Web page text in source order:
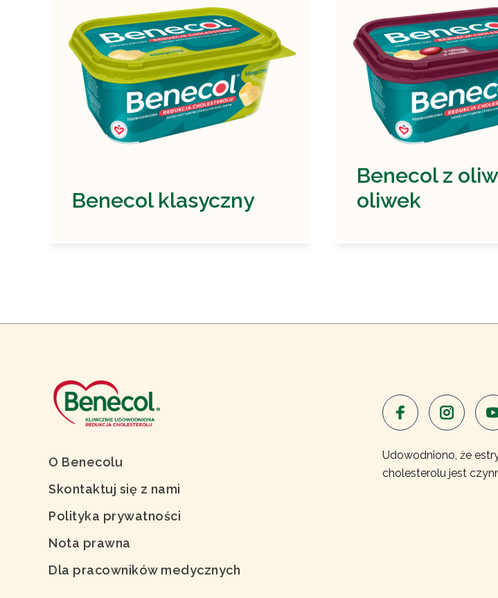
Benecol klasyczny
Benecol z
oliwek
O Benecolu
Skontaktuj się z nami
Polityka prywatności
Nota prawna
Dla pracowników medycznych
Udowodniono, że
cholesterolu jest